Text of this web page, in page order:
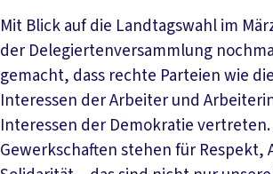
Mit Blick auf die Landtagswahl im
der Delegiertenversammlung
gemacht, dass rechte Parteien wie
Interessen der Arbeiter und
Interessen der Demokratie vertreten.
Gewerkschaften stehen für Respekt,